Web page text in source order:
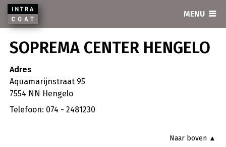
INTRACOAT MENU
SOPREMA CENTER HENGELO
Adres
Aquamarijnstraat 95
7554 NN Hengelo
Telefoon: 074 - 2481230
Naar boven ▲